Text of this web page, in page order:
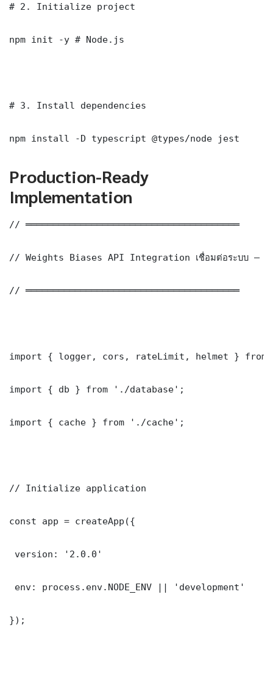
# 2. Initialize project
npm init -y # Node.js
# 3. Install dependencies
npm install -D typescript @types/node jest
Production-Ready
Implementation
// ═══════════════════════════════════════
// Weights Biases API Integration เชื่อมต่อระบบ —
// ═══════════════════════════════════════
import { logger, cors, rateLimit, helmet } from
import { db } from './database';
import { cache } from './cache';
// Initialize application
const app = createApp({
version: '2.0.0'
env: process.env.NODE_ENV || 'development'
});